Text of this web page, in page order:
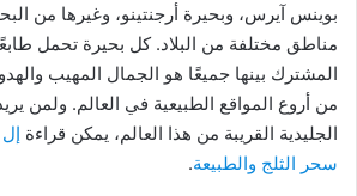
بوينس آيرس، وبحيرة أرجنتينو، وغيرها من
مناطق مختلفة من البلاد. كل بحيرة تحمل
المشترك بينها جميعًا هو الجمال المهيب
من أروع المواقع الطبيعية في العالم. ولمن
الجليدية القريبة من هذا العالم، يمكن قراءة إل
سحر الثلج والطبيعة.